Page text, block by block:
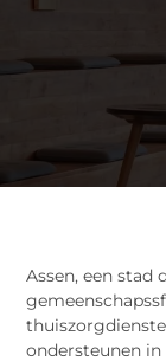
Assen, een stad
ondersteunen